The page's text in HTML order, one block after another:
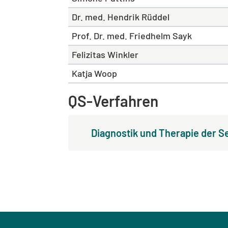
Dr. med. Hendrik Rüddel
Prof. Dr. med. Friedhelm Sayk
Felizitas Winkler
Katja Woop
QS-Verfahren
Diagnostik und Therapie der